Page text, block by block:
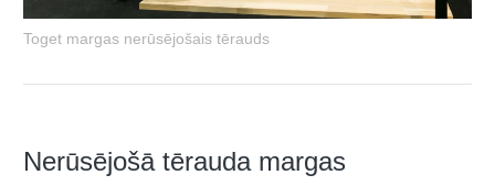
Toget margas nerūsējošais tērauds
Nerūsējošā tērauda margas